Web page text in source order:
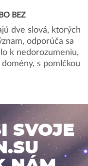
BEZ
dve slová, ktorých
odporúča sa
k nedorozumeniu,
s pomlčkou
SVOJE